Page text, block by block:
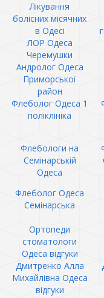
Лікування
болісних місячних
в Одесі
ЛОР Одеса
Черемушки
Андролог Одеса
Приморської
район
Флеболог Одеса 1
поліклініка
Флебологи на
Семінарській
Одеса
Флеболог Одеса
Семінарська
Ортопеди
стоматологи
Одеса відгуки
Дмитренко Алла
Михайлівна Одеса
відгуки